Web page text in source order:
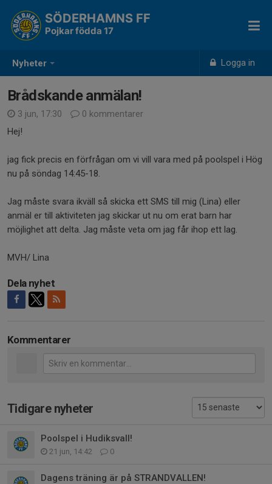
Nyheter Logga in
SÖDERHAMNS FF
Pojkar födda 17
Brådskande anmälan!
3 jun, 17:30
0 kommentarer
Hej!
jag fick precis en förfrågan om vi vill vara med på poolspel i Hög
nu på söndag 14:45-18.
Jag måste svara ikväll så skicka ett SMS till mig (Lina) eller
anmäl er till aktiviteten jag skickar ut nu om erat barn har
möjlighet att delta. Jag måste veta om jag får ihop ett lag.
MVH/ Lina
Dela nyhet
Kommentarer
Tidigare nyheter
Poolspel i Hudiksvall!
21 jun, 14:42 0
Dagens träning är på STRANDVALLEN!